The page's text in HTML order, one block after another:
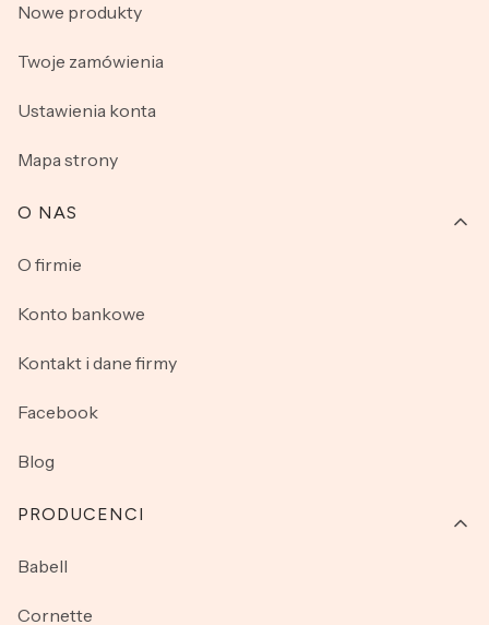
Nowe produkty
Twoje zamówienia
Ustawienia konta
Mapa strony
O NAS
O firmie
Konto bankowe
Kontakt i dane firmy
Facebook
Blog
PRODUCENCI
Babell
Cornette